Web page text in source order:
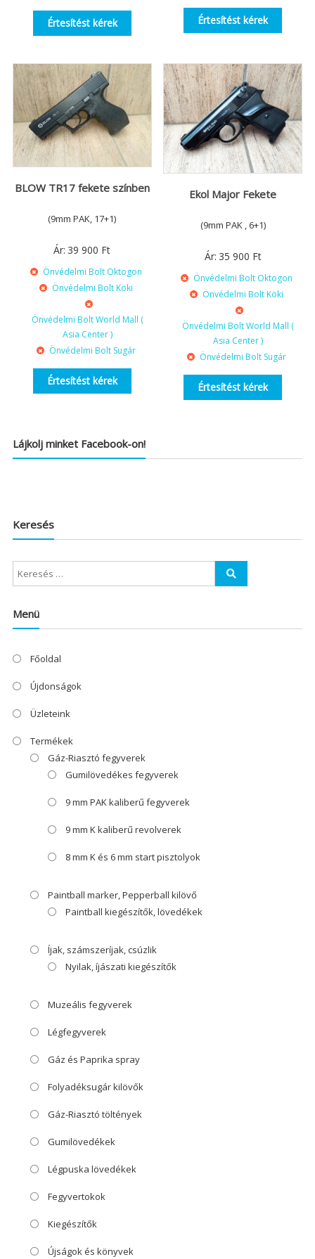
Értesítést kérek Értesítést kérek
BLOW TR17 fekete színben
(9mm PAK, 17+1)
Ár: 39 900 Ft
Önvédelmi Bolt Oktogon
Önvédelmi Bolt Köki
Önvédelmi Bolt World Mall (
Asia Center )
Önvédelmi Bolt Sugár
Értesítést kérek
Ekol Major Fekete
(9mm PAK , 6+1)
Ár: 35 900 Ft
Önvédelmi Bolt Oktogon
Önvédelmi Bolt Köki
Önvédelmi Bolt World Mall (
Asia Center )
Önvédelmi Bolt Sugár
Értesítést kérek
Lájkolj minket Facebook-on!
Keresés
Menü
Főoldal
Újdonságok
Üzleteink
Termékek
Gáz-Riasztó fegyverek
Gumilövedékes fegyverek
9 mm PAK kaliberű fegyverek
9 mm K kaliberű revolverek
8 mm K és 6 mm start pisztolyok
Paintball marker, Pepperball kilövő
Paintball kiegészítők, lövedékek
Íjak, számszeríjak, csúzlik
Nyilak, íjászati kiegészítők
Muzeális fegyverek
Légfegyverek
Gáz és Paprika spray
Folyadéksugár kilövők
Gáz-Riasztó töltények
Gumilövedékek
Légpuska lövedékek
Fegyvertokok
Kiegészítők
Újságok és könyvek